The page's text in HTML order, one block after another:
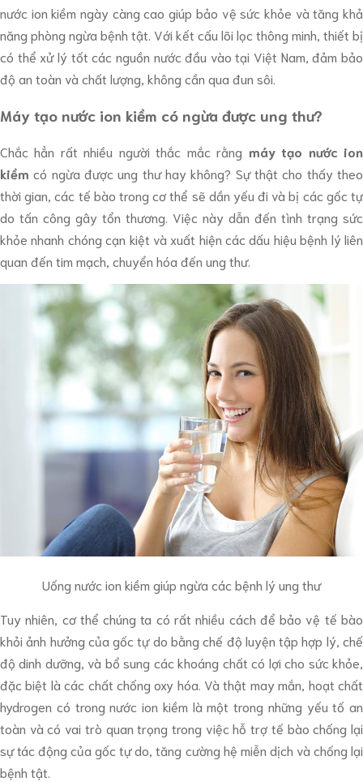
nước ion kiềm ngày càng cao giúp bảo vệ sức khỏe và tăng khả
năng phòng ngừa bệnh tật. Với kết cấu lõi lọc thông minh, thiết bị
có thể xử lý tốt các nguồn nước đầu vào tại Việt Nam, đảm bảo
độ an toàn và chất lượng, không cần qua đun sôi.
Máy tạo nước ion kiềm có ngừa được ung thư?
Chắc hẳn rất nhiều người thắc mắc rằng máy tạo nước ion
kiềm có ngừa được ung thư hay không? Sự thật cho thấy theo
thời gian, các tế bào trong cơ thể sẽ dần yếu đi và bị các gốc tự
do tấn công gây tổn thương. Việc này dẫn đến tình trạng sức
khỏe nhanh chóng cạn kiệt và xuất hiện các dấu hiệu bệnh lý liên
quan đến tim mạch, chuyển hóa đến ung thư.
Uống nước ion kiềm giúp ngừa các bệnh lý ung thư
Tuy nhiên, cơ thể chúng ta có rất nhiều cách để bảo vệ tế bào
khỏi ảnh hưởng của gốc tự do bằng chế độ luyện tập hợp lý, chế
độ dinh dưỡng, và bổ sung các khoáng chất có lợi cho sức khỏe,
đặc biệt là các chất chống oxy hóa. Và thật may mắn, hoạt chất
hydrogen có trong nước ion kiềm là một trong những yếu tố an
toàn và có vai trò quan trọng trong việc hỗ trợ tế bào chống lại
sự tác động của gốc tự do, tăng cường hệ miễn dịch và chống lại
bệnh tật.